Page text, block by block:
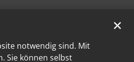
notwendig sind. Mit
Sie können selbst
✕